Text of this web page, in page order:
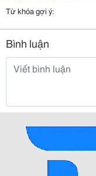
Từ khóa gợi ý:
Bình luận